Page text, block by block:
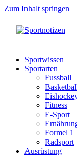
Zum Inhalt springen
machen
Werbung
für
Sportwissen
Sportarten
Fussball
Fitness
E-Sport
Formel 1
Radsport
Ausrüstung